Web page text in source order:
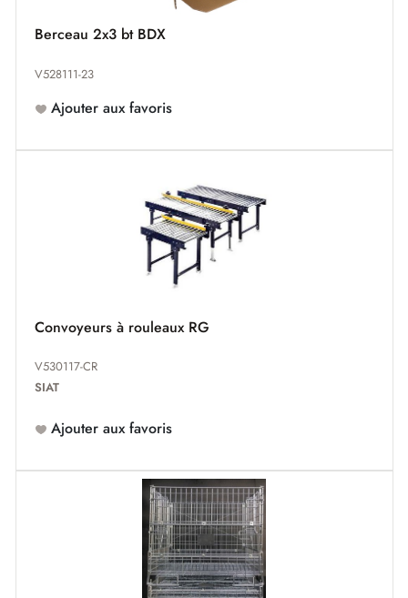
Berceau 2x3 bt BDX
V528111-23
Ajouter aux favoris
Convoyeurs à rouleaux RG
V530117-CR
SIAT
Ajouter aux favoris